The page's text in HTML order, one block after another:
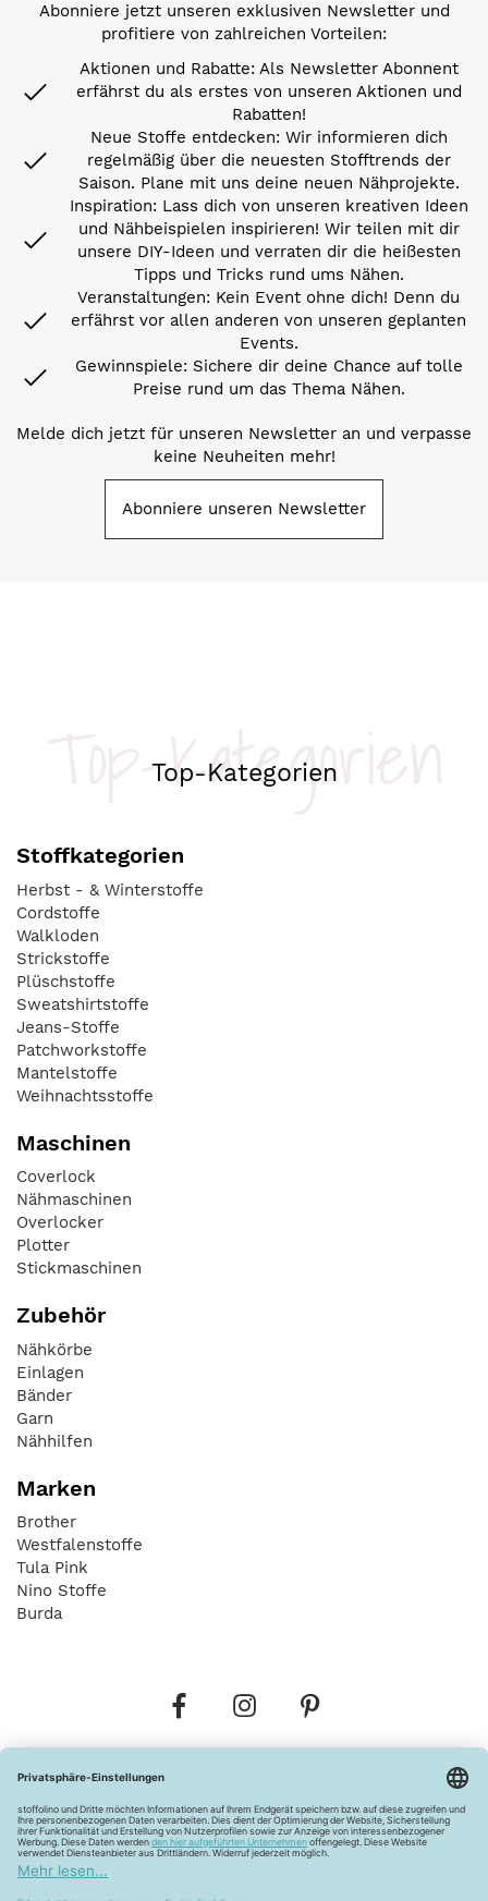
Abonniere jetzt unseren exklusiven Newsletter und
profitiere von zahlreichen Vorteilen:
Aktionen und Rabatte: Als Newsletter Abonnent
erfährst du als erstes von unseren Aktionen und
Rabatten!
Neue Stoffe entdecken: Wir informieren dich
regelmäßig über die neuesten Stofftrends der
Saison. Plane mit uns deine neuen Nähprojekte.
Inspiration: Lass dich von unseren kreativen Ideen
und Nähbeispielen inspirieren! Wir teilen mit dir
unsere DIY-Ideen und verraten dir die heißesten
Tipps und Tricks rund ums Nähen.
Veranstaltungen: Kein Event ohne dich! Denn du
erfährst vor allen anderen von unseren geplanten
Events.
Gewinnspiele: Sichere dir deine Chance auf tolle
Preise rund um das Thema Nähen.
Melde dich jetzt für unseren Newsletter an und verpasse
keine Neuheiten mehr!
Abonniere unseren Newsletter
Top-Kategorien
Top-Kategorien
Stoffkategorien
Herbst - & Winterstoffe
Cordstoffe
Walkloden
Strickstoffe
Plüschstoffe
Sweatshirtstoffe
Jeans-Stoffe
Patchworkstoffe
Mantelstoffe
Weihnachtsstoffe
Maschinen
Coverlock
Nähmaschinen
Overlocker
Plotter
Stickmaschinen
Zubehör
Nähkörbe
Einlagen
Bänder
Garn
Nähhilfen
Marken
Brother
Westfalenstoffe
Tula Pink
Nino Stoffe
Burda
Widerrufsbelehrung Vertrag widerrufen
Barrierefreiheitserklärung